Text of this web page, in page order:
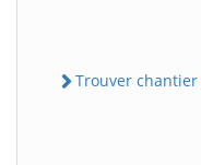
Trouver